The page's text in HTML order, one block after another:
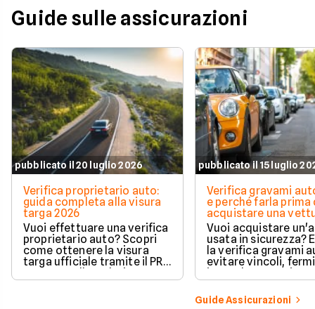
Guide sulle assicurazioni
pubblicato il 20 luglio 2026
Verifica proprietario auto:
guida completa alla visura
targa 2026
Vuoi effettuare una verifica
proprietario auto? Scopri
come ottenere la visura
targa ufficiale tramite il PRA
per controllare dati e
vincoli in totale sicurezza.
pubblicato il 15 luglio
Verifica gravami
e perché farla prima
acquistare una
Vuoi acquistare
usata in sicurezza?
la verifica gravami
evitare vincoli,
ipoteche. Scopri
tutelare il tuo
Guide Assicurazioni